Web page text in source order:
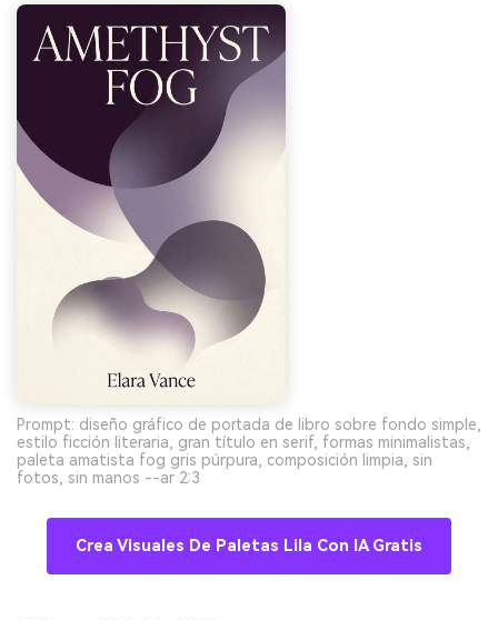
Prompt: diseño gráfico de portada de libro sobre fondo simple,
estilo ficción literaria, gran título en serif, formas minimalistas,
paleta amatista fog gris púrpura, composición limpia, sin
fotos, sin manos --ar 2:3
Crea Visuales De Paletas Lila Con IA Gratis